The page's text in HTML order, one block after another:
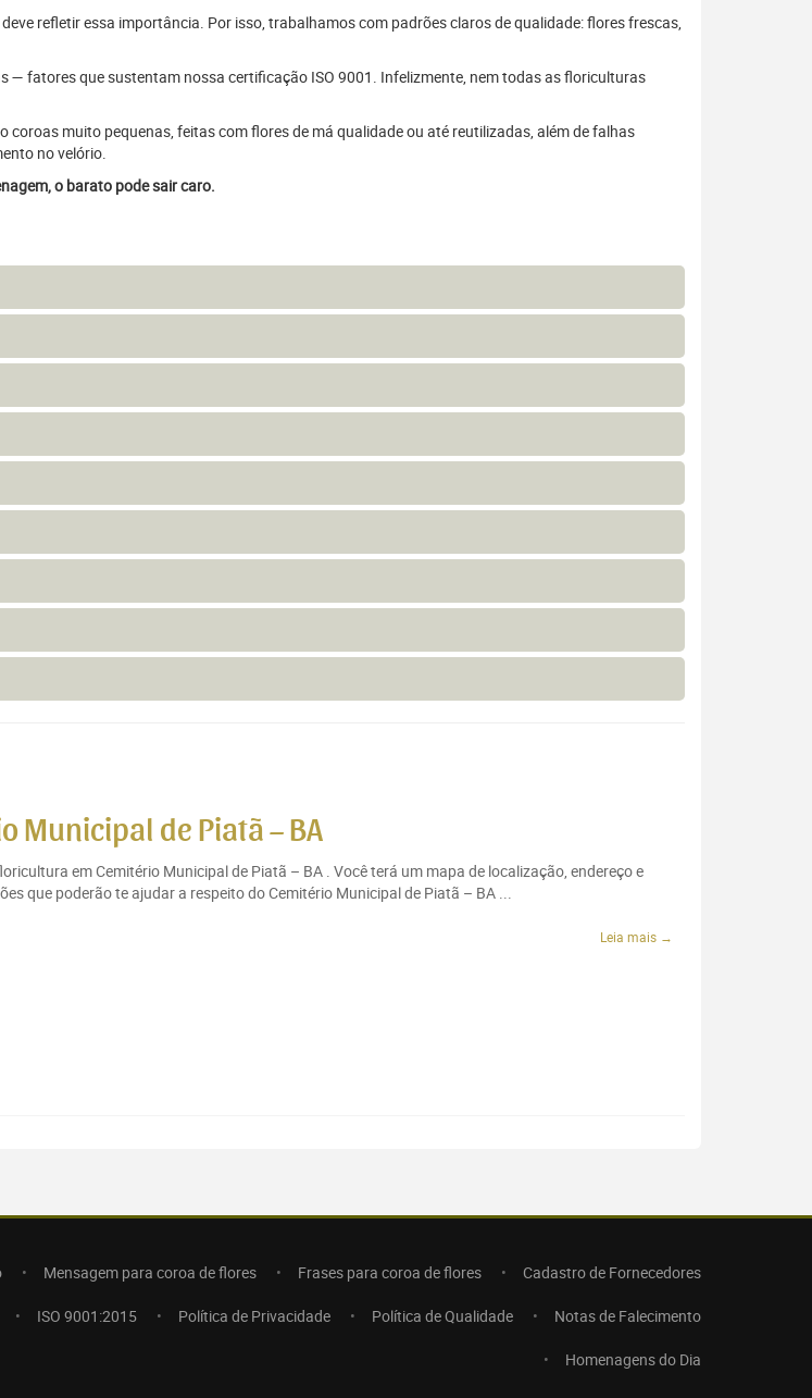
refletir essa importância. Por isso, trabalhamos com padrões claros de qualidade: flores frescas,
— fatores que sustentam nossa certificação ISO 9001. Infelizmente, nem todas as floriculturas
coroas muito pequenas, feitas com flores de má qualidade ou até reutilizadas, além de falhas
no velório.
o barato pode sair caro.
Municipal de Piatã – BA
em Cemitério Municipal de Piatã – BA . Você terá um mapa de localização, endereço e
que poderão te ajudar a respeito do Cemitério Municipal de Piatã – BA ...
Leia mais →
Mensagem para coroa de flores Frases para coroa de flores Cadastro de Fornecedores
ISO 9001:2015 Política de Privacidade Política de Qualidade Notas de Falecimento
Homenagens do Dia